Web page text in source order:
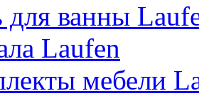
для ванны
Laufen
мебели